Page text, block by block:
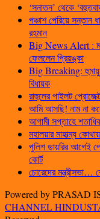
‘সনাতন’ থেকে
পঞ্চাশ পেরিয়ে
রহমান
Big News Alert :
ফেললেন প্রিয়ঙ্কা
Big Breaking:
বিধায়ক
রাহুলের পাইলট
আমি আসছি! নাম না
আগামী সপ্তাহে
মহালয়ার মাহাত্ম্য
পুলিশ ডায়রির আগেই
কোর্ট
চোরেদের মন্ত্রীসভা…
Powered by PRASAD
CHANNEL